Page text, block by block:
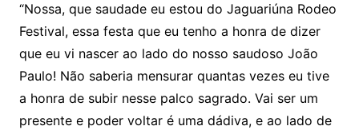
“Nossa, que saudade eu estou do Jaguariúna Rodeo
Festival, essa festa que eu tenho a honra de dizer
que eu vi nascer ao lado do nosso saudoso João
Paulo! Não saberia mensurar quantas vezes eu tive
a honra de subir nesse palco sagrado. Vai ser um
presente e poder voltar é uma dádiva, e ao lado de